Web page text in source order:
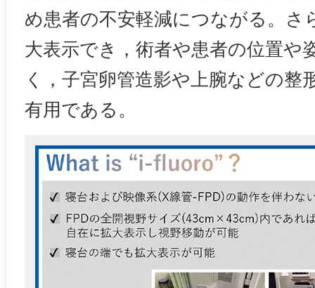
め患者の不安軽減につながる。さ
大表示でき，術者や患者の位置や
く，子宮卵管造影や上腕などの整
有用である。